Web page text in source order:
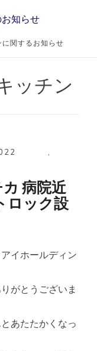
知らせ
関するお知らせ
ッチン
,
病院近
ロック設
イホールディン
がとうございま
あたたかくなっ